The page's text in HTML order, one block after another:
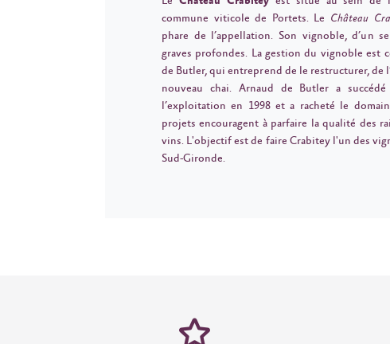
commune viticole de Portets. Le Château
phare de l’appellation. Son vignoble, d’un
graves profondes. La gestion du vignoble est
de Butler, qui entreprend de le restructurer, de
nouveau chai. Arnaud de Butler a
l’exploitation en 1998 et a racheté le
projets encouragent à parfaire la qualité des
vins. L'objectif est de faire Crabitey l'un des
Sud-Gironde.